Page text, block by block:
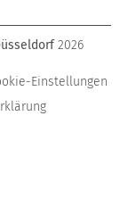
2026
Einstellungen